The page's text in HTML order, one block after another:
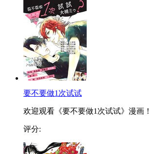
要不要做1次试试
欢迎观看《要不要做1次试试》漫画！
评分: